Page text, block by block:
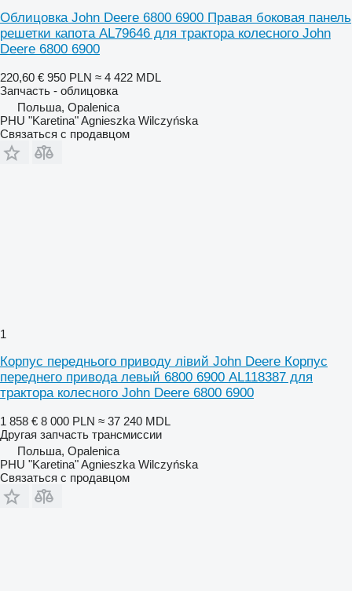
Облицовка John Deere 6800 6900 Правая боковая панель
решетки капота AL79646 для трактора колесного John
Deere 6800 6900
220,60 € 950 PLN ≈ 4 422 MDL
Запчасть - облицовка
Польша, Opalenica
PHU "Karetina" Agnieszka Wilczyńska
Связаться с продавцом
1
Корпус переднього приводу лівий John Deere Корпус
переднего привода левый 6800 6900 AL118387 для
трактора колесного John Deere 6800 6900
1 858 € 8 000 PLN ≈ 37 240 MDL
Другая запчасть трансмиссии
Польша, Opalenica
PHU "Karetina" Agnieszka Wilczyńska
Связаться с продавцом